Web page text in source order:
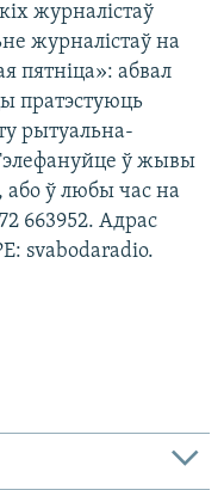
журналістаў
журналістаў на
пятніца»: абвал
пратэстуюць
рытуальна-
ў жывы
або ў любы час на
663952. Адрас
svabodaradio.